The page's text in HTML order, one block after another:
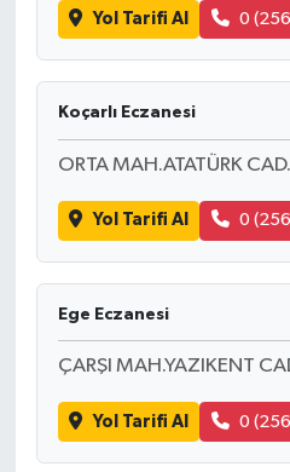
Yol Tarifi Al 0
Koçarlı Eczanesi
ORTA MAH.ATATÜRK
Yol Tarifi Al 0
Ege Eczanesi
ÇARŞI MAH.YAZIKENT
Yol Tarifi Al 0